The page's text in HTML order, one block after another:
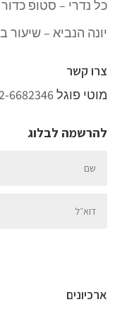
כל נדרי – סטופ
יונה הנביא – שיעור
צרו קשר
מוטי פוגל6682346
להרשמה לבלוג
ארכיונים